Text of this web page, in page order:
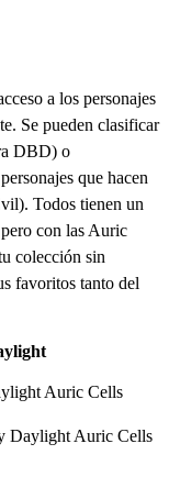
a los personajes
Se pueden clasificar
DBD) o
que hacen
Todos tienen un
con las Auric
colección sin
favoritos tanto del
Auric Cells
Daylight Auric Cells